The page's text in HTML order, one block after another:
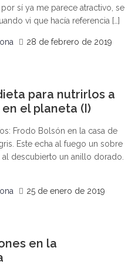
sí ya me parece atractivo, se
vi que hacía referencia […]
28 de febrero de 2019
para nutrirlos a
el planeta (I)
Frodo Bolsón en la casa de
Este echa al fuego un sobre
descubierto un anillo dorado.
25 de enero de 2019
en la